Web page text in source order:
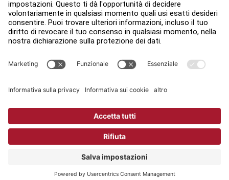
Politica Sulla Privacy Di Life Fitness
Copyright © 2026 Life Fitness